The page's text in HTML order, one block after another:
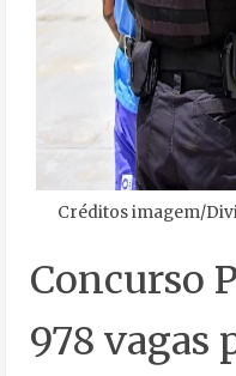
Créditos imagem/
Concurso
978 vagas